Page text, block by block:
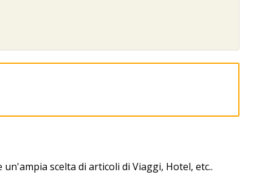
scelta di articoli di Viaggi, Hotel, etc..